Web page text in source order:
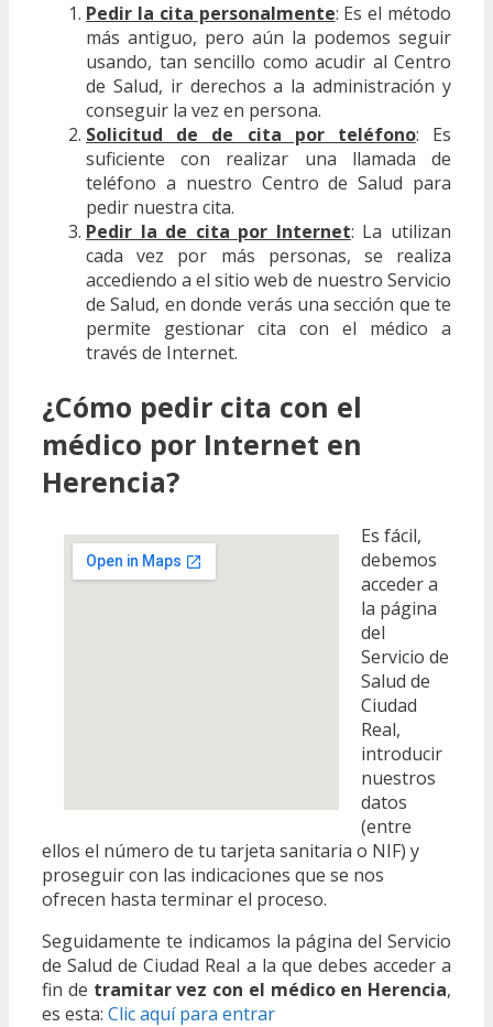
Pedir la cita personalmente: Es el método
más antiguo, pero aún la podemos seguir
usando, tan sencillo como acudir al Centro
de Salud, ir derechos a la administración y
conseguir la vez en persona.
Solicitud de de cita por teléfono: Es
suficiente con realizar una llamada de
teléfono a nuestro Centro de Salud para
pedir nuestra cita.
Pedir la de cita por Internet: La utilizan
cada vez por más personas, se realiza
accediendo a el sitio web de nuestro Servicio
de Salud, en donde verás una sección que te
permite gestionar cita con el médico a
través de Internet.
¿Cómo pedir cita con el
médico por Internet en
Herencia?
Es fácil,
debemos
acceder a
la página
del
Servicio de
Salud de
Ciudad
Real,
introducir
nuestros
datos
(entre
ellos el número de tu tarjeta sanitaria o NIF) y
proseguir con las indicaciones que se nos
ofrecen hasta terminar el proceso.
Seguidamente te indicamos la página del Servicio
de Salud de Ciudad Real a la que debes acceder a
fin de tramitar vez con el médico en Herencia,
es esta: Clic aquí para entrar